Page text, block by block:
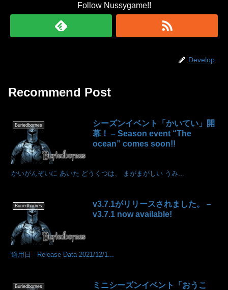
Follow Nussygame!!
Develop
Recommend Post
Buriedbornes
シーズンイベント「かいてい」開
幕！ – Season event “The
ocean” comes soon!!
かいがんぞいに あいた どうくつは、 まがまがしい うみ...
Buriedbornes
v3.7.1がリリースされました。 –
v3.7.1 now available!
適用日 - Release Data 2021/12/1...
Buriedbornes
ミニシーズンイベント「おうこ